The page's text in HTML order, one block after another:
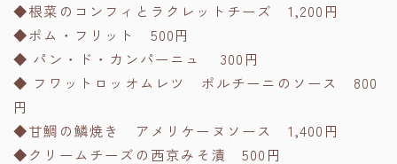
◆根菜のコンフィとラクレットチーズ 1,200円
◆ポム・フリット 500円
◆ パン・ド・カンパーニュ 300円
◆ フワットロッオムレツ ポルチーニのソース 800
円
◆甘鯛の鱗焼き アメリケーヌソース 1,400円
◆クリームチーズの西京みそ漬 500円